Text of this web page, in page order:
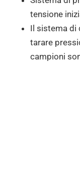
tensione
Il sistema di
tarare
campioni